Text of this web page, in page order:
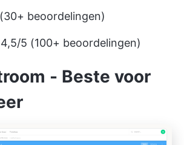
beoordelingen)
5 (100+ beoordelingen)
- Beste voor